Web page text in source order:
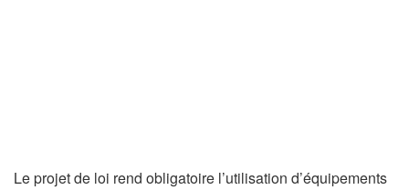
Le projet de loi rend obligatoire l’utilisation d’équipements